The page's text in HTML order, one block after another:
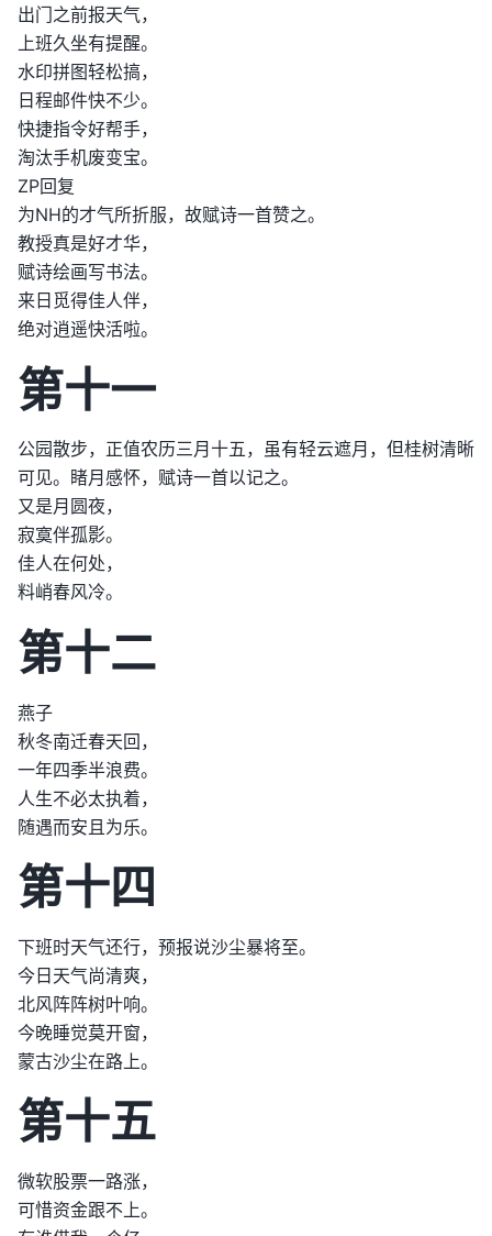
出门之前报天气，
上班久坐有提醒。
水印拼图轻松搞，
日程邮件快不少。
快捷指令好帮手，
淘汰手机废变宝。
ZP回复
为NH的才气所折服，故赋诗一首赞之。
教授真是好才华，
赋诗绘画写书法。
来日觅得佳人伴，
绝对逍遥快活啦。
第十一
公园散步，正值农历三月十五，虽有轻云遮月，但桂树清晰
可见。睹月感怀，赋诗一首以记之。
又是月圆夜，
寂寞伴孤影。
佳人在何处，
料峭春风冷。
第十二
燕子
秋冬南迁春天回，
一年四季半浪费。
人生不必太执着，
随遇而安且为乐。
第十四
下班时天气还行，预报说沙尘暴将至。
今日天气尚清爽，
北风阵阵树叶响。
今晚睡觉莫开窗，
蒙古沙尘在路上。
第十五
微软股票一路涨，
可惜资金跟不上。